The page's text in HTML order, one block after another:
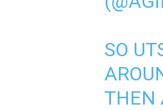
SO
THEN